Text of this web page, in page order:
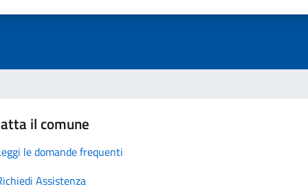
il comune
le domande frequenti
Assistenza